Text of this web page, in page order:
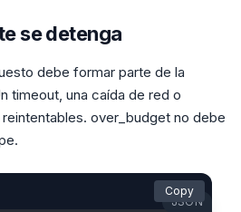
se detenga
debe formar parte de la
timeout, una caída de red o
over_budget no debe
JSON
Copy